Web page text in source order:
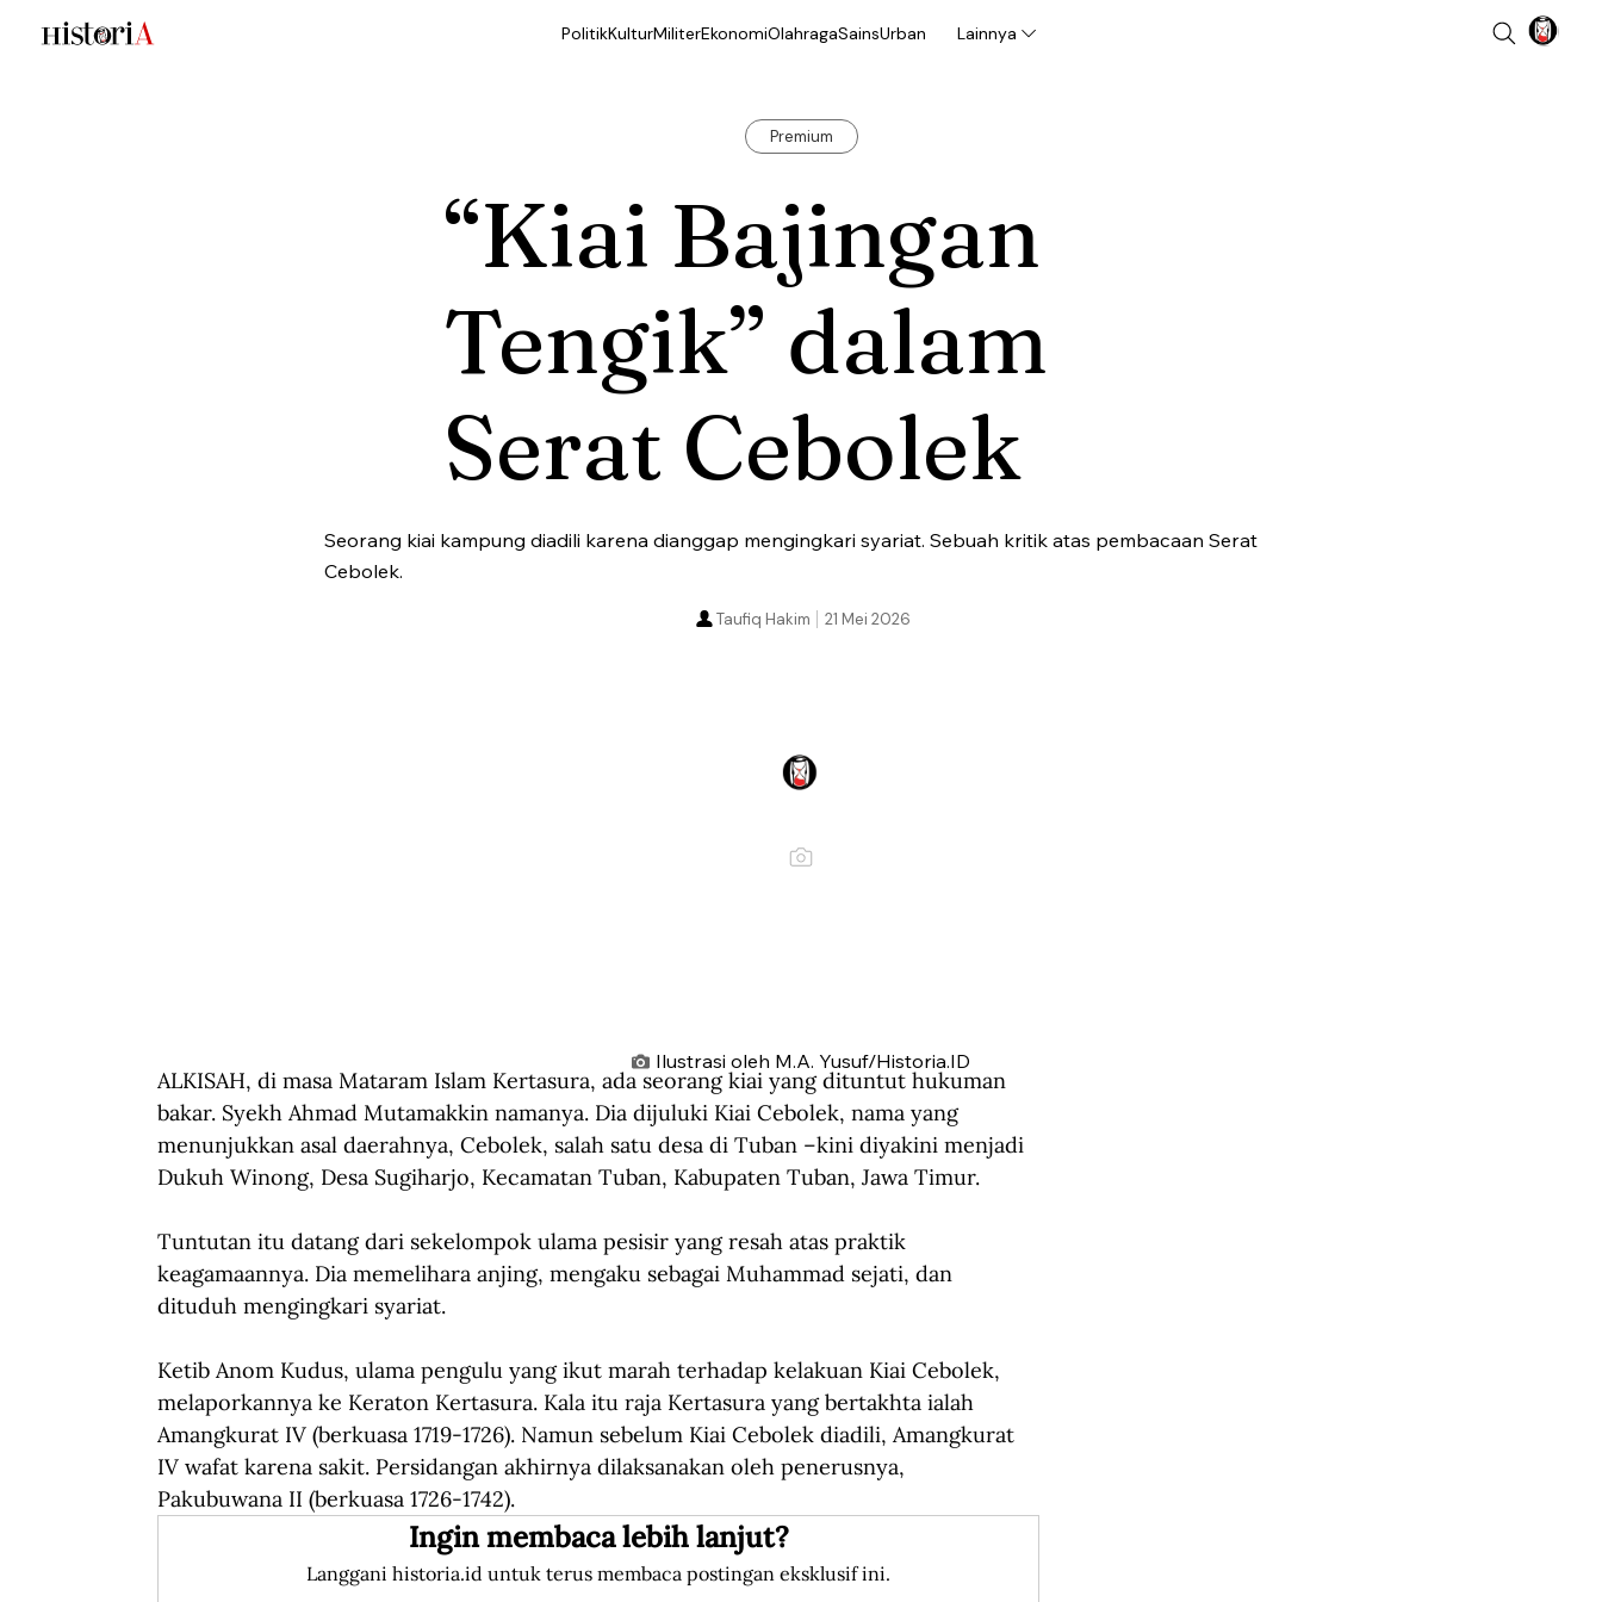
PolitikKulturMiliterEkonomiOlahragaSainsUrban Lainnya
Premium
“Kiai Bajingan
Tengik” dalam
Serat Cebolek
Seorang kiai kampung diadili karena dianggap mengingkari syariat. Sebuah kritik atas pembacaan Serat
Cebolek.
21 Mei 2026
Taufiq Hakim
Ilustrasi oleh M.A. Yusuf/Historia.ID
ALKISAH, di masa Mataram Islam Kertasura, ada seorang kiai yang dituntut hukuman
bakar. Syekh Ahmad Mutamakkin namanya. Dia dijuluki Kiai Cebolek, nama yang
menunjukkan asal daerahnya, Cebolek, salah satu desa di Tuban –kini diyakini menjadi
Dukuh Winong, Desa Sugiharjo, Kecamatan Tuban, Kabupaten Tuban, Jawa Timur.
Tuntutan itu datang dari sekelompok ulama pesisir yang resah atas praktik
keagamaannya. Dia memelihara anjing, mengaku sebagai Muhammad sejati, dan
dituduh mengingkari syariat.
Ketib Anom Kudus, ulama pengulu yang ikut marah terhadap kelakuan Kiai Cebolek,
melaporkannya ke Keraton Kertasura. Kala itu raja Kertasura yang bertakhta ialah
Amangkurat IV (berkuasa 1719-1726). Namun sebelum Kiai Cebolek diadili, Amangkurat
IV wafat karena sakit. Persidangan akhirnya dilaksanakan oleh penerusnya,
Pakubuwana II (berkuasa 1726-1742).
Ingin membaca lebih lanjut?
Langgani historia.id untuk terus membaca postingan eksklusif ini.